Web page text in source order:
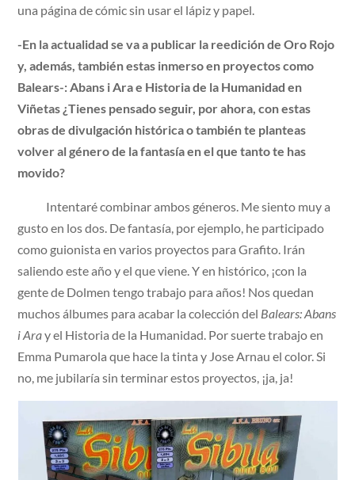
una página de cómic sin usar el lápiz y papel.
-En la actualidad se va a publicar la reedición de Oro Rojo
y, además, también estas inmerso en proyectos como
Balears-: Abans i Ara e Historia de la Humanidad en
Viñetas ¿Tienes pensado seguir, por ahora, con estas
obras de divulgación histórica o también te planteas
volver al género de la fantasía en el que tanto te has
movido?
Intentaré combinar ambos géneros. Me siento muy a
gusto en los dos. De fantasía, por ejemplo, he participado
como guionista en varios proyectos para Grafito. Irán
saliendo este año y el que viene. Y en histórico, ¡con la
gente de Dolmen tengo trabajo para años! Nos quedan
muchos álbumes para acabar la colección del Balears: Abans
i Aray el Historia de la Humanidad. Por suerte trabajo en
Emma Pumarola que hace la tinta y Jose Arnau el color. Si
no, me jubilaría sin terminar estos proyectos, ¡ja, ja!